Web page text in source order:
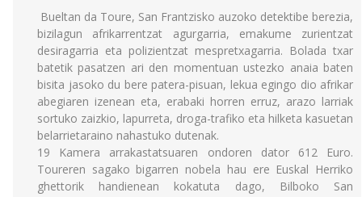
Bueltan da Toure, San Frantzisko auzoko detektibe berezia,
bizilagun afrikarrentzat agurgarria, emakume zurientzat
desiragarria eta polizientzat mespretxagarria. Bolada txar
batetik pasatzen ari den momentuan ustezko anaia baten
bisita jasoko du bere patera-pisuan, lekua egingo dio afrikar
abegiaren izenean eta, erabaki horren erruz, arazo larriak
sortuko zaizkio, lapurreta, droga-trafiko eta hilketa kasuetan
belarrietaraino nahastuko dutenak.
19 Kamera arrakastatsuaren ondoren dator 612 Euro.
Toureren sagako bigarren nobela hau ere Euskal Herriko
ghettorik handienean kokatuta dago, Bilboko San